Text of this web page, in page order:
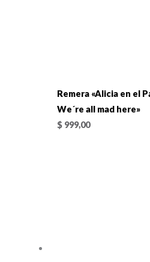
Remera «Alicia en el
We´re all mad here»
$ 999,00